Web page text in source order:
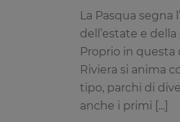
La Pasqua segna
dell’estate e
Proprio in questa
Riviera si anima
tipo, parchi di
anche i primi [...]